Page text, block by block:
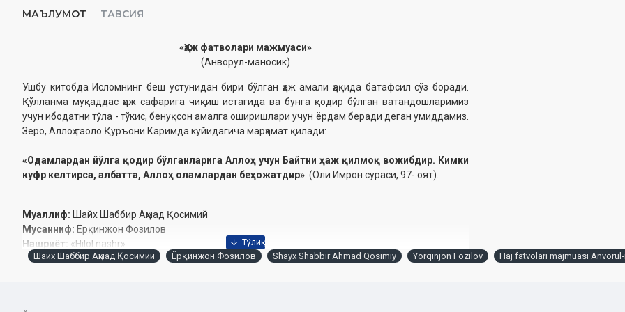
МАЪЛУМОТ ТАВСИЯ
«Ҳаж фатволари мажмуаси»
(Анворул-маносик)
Ушбу китобда Исломнинг беш устунидан бири бўлган ҳаж амали ҳақида батафсил сўз боради.
Қўлланма муқаддас ҳаж сафарига чиқиш истагида ва бунга қодир бўлган ватандошларимиз
учун ибодатни тўла - тўкис, бенуқсон амалга оширишлари учун ёрдам беради деган умиддамиз.
Зеро, Аллоҳ таоло Қуръони Каримда куйидагича марҳамат қилади:
«Одамлардан йўлга қодир бўлганларига Аллоҳ учун Байтни ҳаж қилмоқ вожибдир. Кимки
куфр келтирса, албатта, Аллоҳ оламлардан беҳожатдир» (Оли Имрон сураси, 97- оят).
Муаллиф: Шайх Шаббир Аҳмад Қосимий
Мусанниф: Ёрқинжон Фозилов
Нашриёт: «Hilol nashr»
Сана:2023 йил
Шайх Шаббир Аҳмад Қосимий Ёрқинжон Фозилов Shayx Shabbir Ahmad Qosimiy Yorqinjon Fozilov Haj fatvolari majmuasi